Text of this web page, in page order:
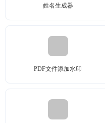
姓名生成器
PDF文件添加水印